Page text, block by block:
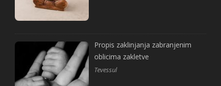
Propis zaklinjanja zabranjenim
oblicima zakletve
Tevessul